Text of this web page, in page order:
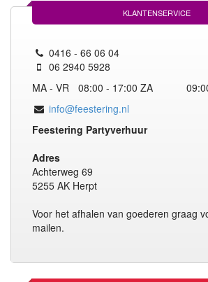
KLANTENSERVICE
0416 - 66 06 04
06 2940 5928
MA - VR
08:00 - 17:00 ZA
info@feestering.nl
Feestering Partyverhuur
Adres
Achterweg 69
5255 AK Herpt
Voor het afhalen van goederen graag
mailen.